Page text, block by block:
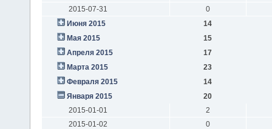
2015-07-31
0
Июня 2015
14
Мая 2015
15
Апреля 2015
17
Марта 2015
23
Февраля 2015
14
Января 2015
20
2015-01-01
2
2015-01-02
0